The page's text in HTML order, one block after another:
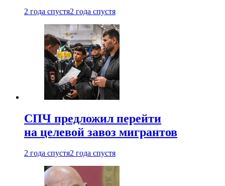
2 года спустя2 года спустя
СПЧ предложил перейти
на целевой завоз мигрантов
2 года спустя2 года спустя